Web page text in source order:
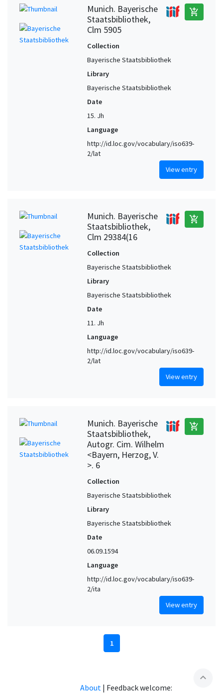
Munich. Bayerische
Staatsbibliothek,
Clm 5905
add_shopping_cart
Collection
Bayerische Staatsbibliothek
Library
Bayerische Staatsbibliothek
Date
15. Jh
Language
http://id.loc.gov/vocabulary/iso639-
2/lat
View entry
Munich. Bayerische
Staatsbibliothek,
Clm 29384(16
add_shopping_cart
Collection
Bayerische Staatsbibliothek
Library
Bayerische Staatsbibliothek
Date
11. Jh
Language
http://id.loc.gov/vocabulary/iso639-
2/lat
View entry
Munich. Bayerische
Staatsbibliothek,
Autogr. Cim. Wilhelm
<Bayern, Herzog, V.
>. 6
add_shopping_cart
Collection
Bayerische Staatsbibliothek
Library
Bayerische Staatsbibliothek
Date
06.09.1594
Language
http://id.loc.gov/vocabulary/iso639-
2/ita
View entry
1
expand_less
About | Feedback welcome: